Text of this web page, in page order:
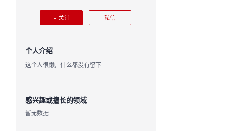
+ 关注 私信
个人介绍
这个人很懒，什么都没有留下
感兴趣或擅长的领域
暂无数据